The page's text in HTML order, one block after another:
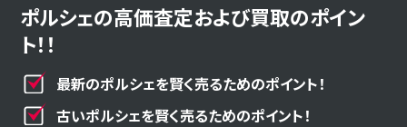
ポルシェの高価査定および買取のポイン
ト！！
最新のポルシェを賢く売るためのポイント！
古いポルシェを賢く売るためのポイント！